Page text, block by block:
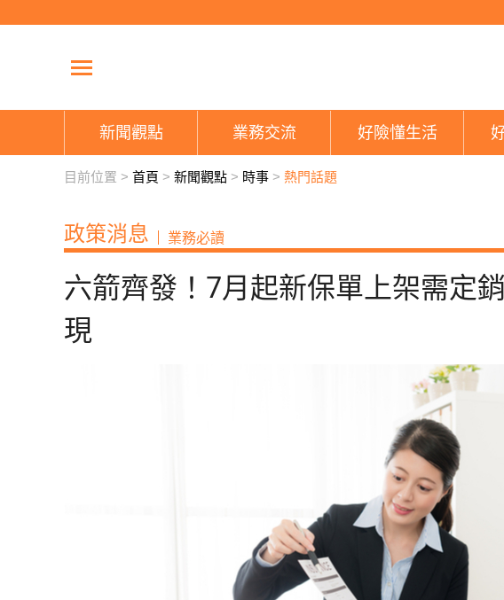
新聞觀點 業務交流 好險懂生活
目前位置 > 首頁 > 新聞觀點 > 時事 > 熱門話題
政策消息 業務必讀
六箭齊發！7月起新保單上架需定
現